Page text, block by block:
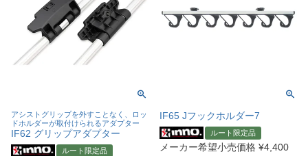
アシストグリップを外すことなく、ロッ
ドホルダーが取付けられるアダプター
IF62 グリップアダプター
ルート限定品
IF65 Jフックホルダー7
ルート限定品
メーカー希望小売価格 ¥4,400